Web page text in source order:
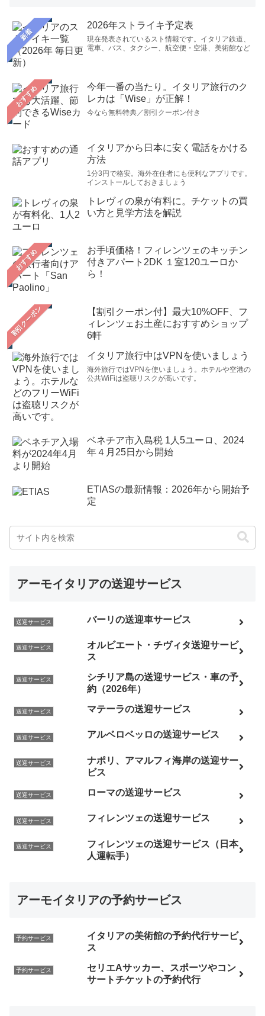
新着
2026年ストライキ予定表
現在発表されているスト情報です。イタリア鉄道、
電車、バス、タクシー、航空便・空港、美術館など
おすすめ
今年一番の当たり。イタリア旅行のク
レカは「Wise」が正解！
今なら無料特典／割引クーポン付き
イタリアから日本に安く電話をかける
方法
1分3円で格安。海外在住者にも便利なアプリです。
インストールしておきましょう
トレヴィの泉が有料に。チケットの買
い方と見学方法を解説
おすすめ
お手頃価格！フィレンツェのキッチン
付きアパート2DK １室120ユーロか
ら！
【割引クーポン付】最大10%OFF、フ
ィレンツェお土産におすすめショップ
6軒
イタリア旅行中はVPNを使いましょう
海外旅行ではVPNを使いましょう。ホテルや空港の
公共WiFiは盗聴リスクが高いです。
ベネチア市入島税 1人5ユーロ、2024
年４月25日から開始
ETIASの最新情報：2026年から開始予
定
アーモイタリアの送迎サービス
送迎サービス バーリの送迎車サービス
送迎サービス
オルビエート・チヴィタ送迎サービ
ス
送迎サービス
シチリア島の送迎サービス・車の予
約（2026年）
送迎サービス マテーラの送迎サービス
送迎サービス アルベロベッロの送迎サービス
送迎サービス
ナポリ、アマルフィ海岸の送迎サー
ビス
送迎サービス ローマの送迎サービス
送迎サービス フィレンツェの送迎サービス
送迎サービス
フィレンツェの送迎サービス（日本
人運転手）
アーモイタリアの予約サービス
予約サービス
イタリアの美術館の予約代行サービ
ス
予約サービス
セリエAサッカー、スポーツやコン
サートチケットの予約代行